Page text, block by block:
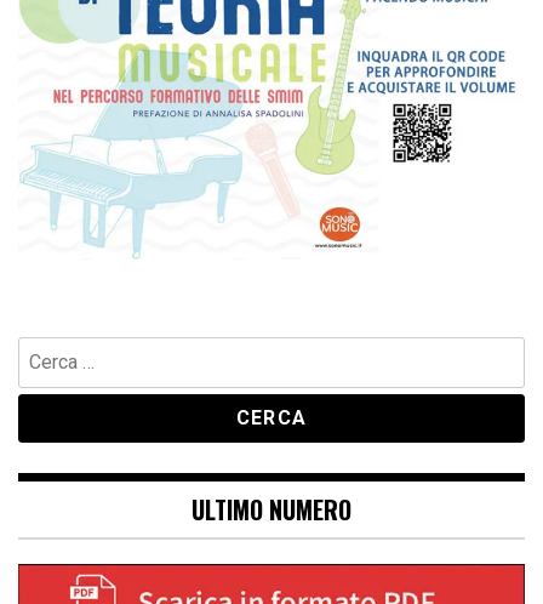
Ricerca
per:
ULTIMO NUMERO